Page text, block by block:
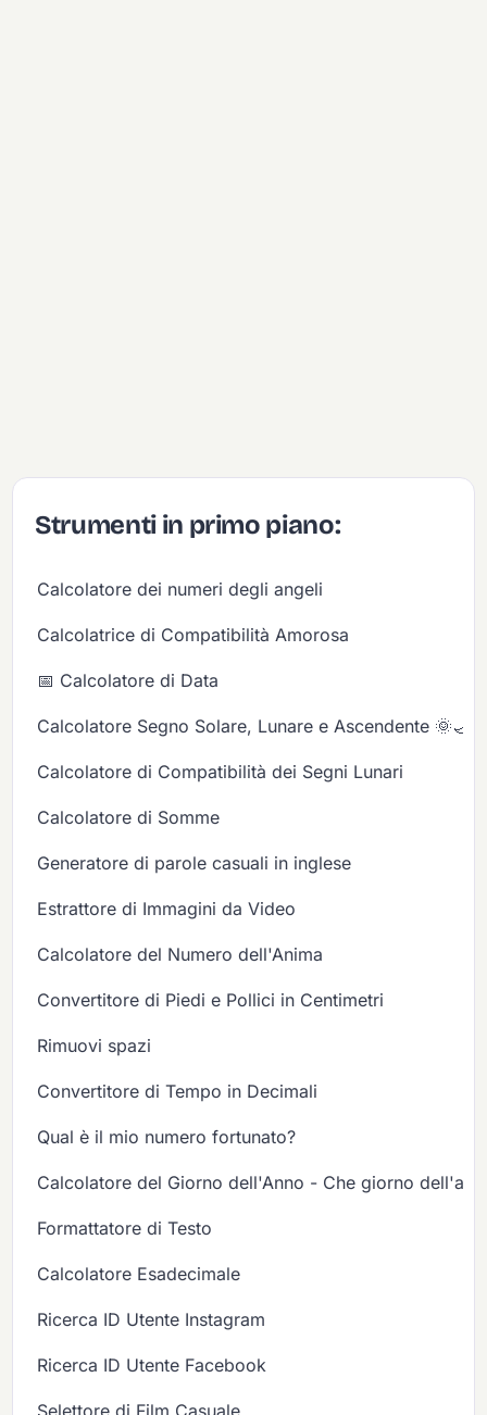
Strumenti in primo piano:
Calcolatore dei numeri degli angeli
Calcolatrice di Compatibilità Amorosa
📅 Calcolatore di Data
Calcolatore Segno Solare, Lunare e Ascendente 🌞🌙✨
Calcolatore di Compatibilità dei Segni Lunari
Calcolatore di Somme
Generatore di parole casuali in inglese
Estrattore di Immagini da Video
Calcolatore del Numero dell'Anima
Convertitore di Piedi e Pollici in Centimetri
Rimuovi spazi
Convertitore di Tempo in Decimali
Qual è il mio numero fortunato?
Calcolatore del Giorno dell'Anno - Che giorno
Formattatore di Testo
Calcolatore Esadecimale
Ricerca ID Utente Instagram
Ricerca ID Utente Facebook
Selettore di Film Casuale